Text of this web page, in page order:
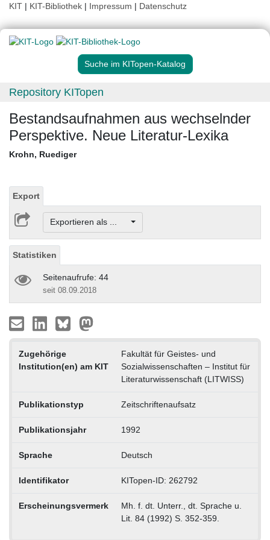
KIT | KIT-Bibliothek | Impressum | Datenschutz
Suche im KITopen-Katalog
Repository KITopen
Bestandsaufnahmen aus wechselnder
Perspektive. Neue Literatur-Lexika
Krohn, Ruediger
Export
Exportieren als ...
Statistiken
Seitenaufrufe: 44
seit 08.09.2018
Zugehörige
Institution(en) am KIT
Fakultät für Geistes- und
Sozialwissenschaften – Institut für
Literaturwissenschaft (LITWISS)
Publikationstyp Zeitschriftenaufsatz
Publikationsjahr 1992
Sprache Deutsch
Identifikator KITopen-ID: 262792
Erscheinungsvermerk
Mh. f. dt. Unterr., dt. Sprache u.
Lit. 84 (1992) S. 352-359.